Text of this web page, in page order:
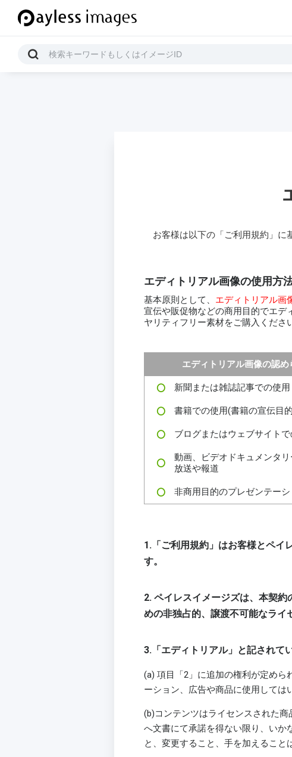
お客様は以下の「ご利用規約」に
エディトリアル画像の使用方
基本原則として、 エディトリアル画
宣伝や販促物などの商用目的でエデ
ヤリティフリー素材をご購入くださ
エディトリアル画像の認め
新聞または雑誌記事での使用
書籍での使用(書籍の宣伝目
ブログまたはウェブサイト
動画、ビデオドキュメンタ
放送や報道
非商用目的のプレゼンテー
1.「ご利用規約」はお客様とペイ
す。
2. ペイレスイメージズは、本契
めの非独占的、譲渡不可能なライ
3.「エディトリアル」と記されて
(a) 項目「2」に追加の権利が定めら
ーション、広告や商品に使用しては
(b)コンテンツはライセンスされた
へ文書にて承諾を得ない限り、いか
と、変更すること、手を加えること